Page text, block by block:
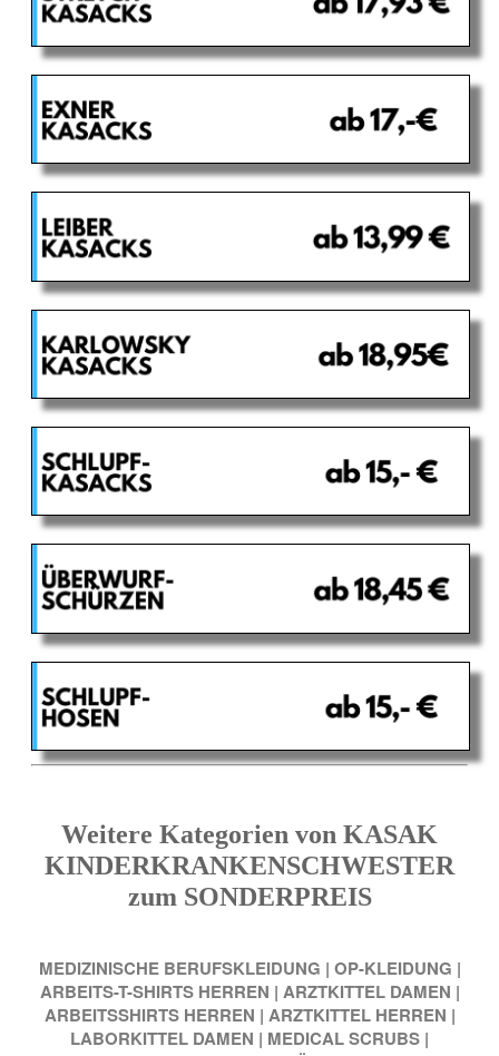
Weitere Kategorien von KASAK
KINDERKRANKENSCHWESTER
zum SONDERPREIS
MEDIZINISCHE BERUFSKLEIDUNG | OP-KLEIDUNG |
ARBEITS-T-SHIRTS HERREN | ARZTKITTEL DAMEN |
ARBEITSSHIRTS HERREN | ARZTKITTEL HERREN |
LABORKITTEL DAMEN | MEDICAL SCRUBS |